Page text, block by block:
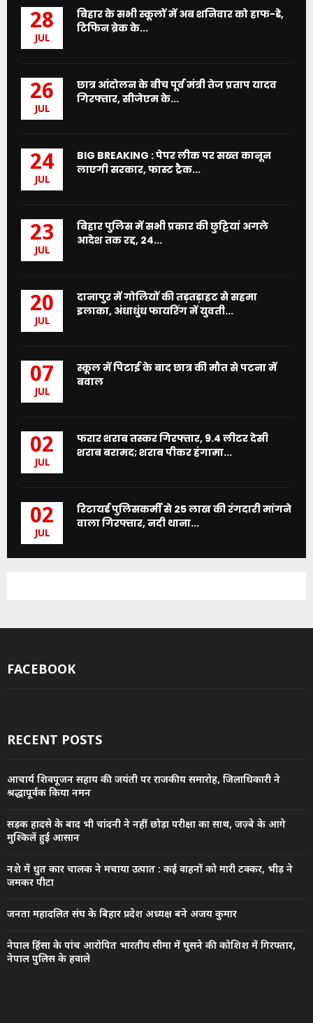
28
JUL
बिहार के सभी स्कूलों में अब शनिवार को हाफ-डे,
टिफिन ब्रेक के...
26
JUL
छात्र आंदोलन के बीच पूर्व मंत्री तेज प्रताप यादव
गिरफ्तार, सीजेएम के...
24
JUL
BIG BREAKING : पेपर लीक पर सख्त कानून
लाएगी सरकार, फास्ट ट्रैक...
23
JUL
बिहार पुलिस में सभी प्रकार की छुट्टियां अगले
आदेश तक रद्द, 24...
20
JUL
दानापुर में गोलियों की तड़तड़ाहट से सहमा
इलाका, अंधाधुंध फायरिंग में युवती...
07
JUL
स्कूल में पिटाई के बाद छात्र की मौत से पटना में
बवाल
02
JUL
फरार शराब तस्कर गिरफ्तार, 9.4 लीटर देसी
शराब बरामद; शराब पीकर हंगामा...
02
JUL
रिटायर्ड पुलिसकर्मी से 25 लाख की रंगदारी मांगने
वाला गिरफ्तार, नदी थाना...
FACEBOOK
RECENT POSTS
आचार्य शिवपूजन सहाय की जयंती पर राजकीय समारोह, जिलाधिकारी ने
श्रद्धापूर्वक किया नमन
सड़क हादसे के बाद भी चांदनी ने नहीं छोड़ा परीक्षा का साथ, जज़्बे के आगे
मुश्किलें हुईं आसान
नशे में धुत कार चालक ने मचाया उत्पात : कई वाहनों को मारी टक्कर, भीड़ ने
जमकर पीटा
जनता महादलित संघ के बिहार प्रदेश अध्यक्ष बने अजय कुमार
नेपाल हिंसा के पांच आरोपित भारतीय सीमा में घुसने की कोशिश में गिरफ्तार,
नेपाल पुलिस के हवाले